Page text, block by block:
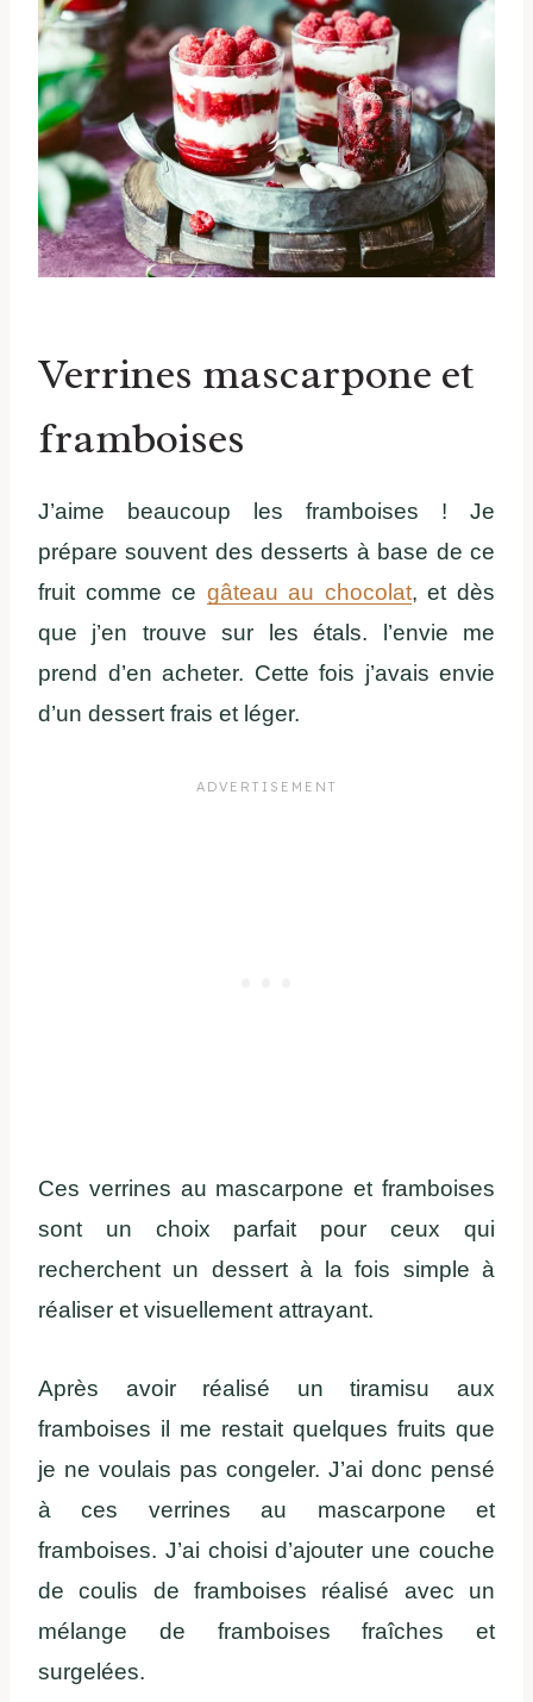
Verrines mascarpone et
framboises
J’aime beaucoup les framboises ! Je
prépare souvent des desserts à base de ce
fruit comme ce gâteau au chocolat, et dès
que j’en trouve sur les étals. l’envie me
prend d’en acheter. Cette fois j’avais envie
d’un dessert frais et léger.
Ces verrines au mascarpone et framboises
sont un choix parfait pour ceux qui
recherchent un dessert à la fois simple à
réaliser et visuellement attrayant.
Après avoir réalisé un tiramisu aux
framboises il me restait quelques fruits que
je ne voulais pas congeler. J’ai donc pensé
à ces verrines au mascarpone et
framboises. J’ai choisi d’ajouter une couche
de coulis de framboises réalisé avec un
mélange de framboises fraîches et
surgelées.